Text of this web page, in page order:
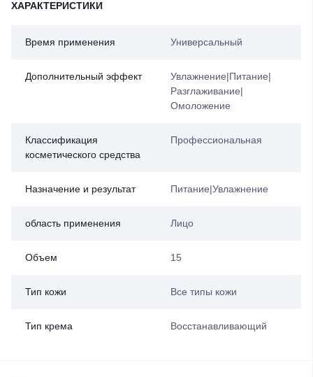
ХАРАКТЕРИСТИКИ
Время применения Универсальный
Дополнительный эффект
Увлажнение|Питание|
Разглаживание|
Омоложение
Классификация
косметического средства
Профессиональная
Назначение и результат Питание|Увлажнение
область применения Лицо
Объем 15
Тип кожи Все типы кожи
Тип крема Восстанавливающий